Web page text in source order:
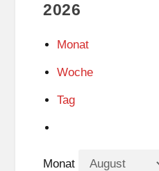
2026
Monat
Woche
Tag
Monat